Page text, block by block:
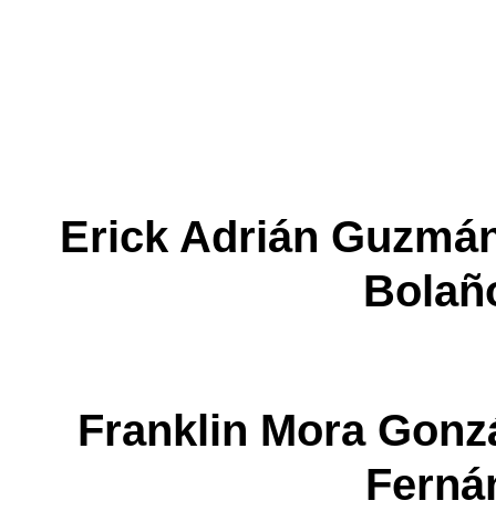
Erick Adrián
Franklin Mora